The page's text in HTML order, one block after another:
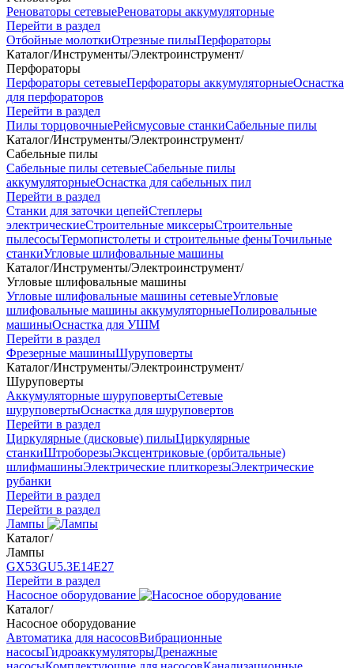
Реноваторы сетевыеРеноваторы аккумуляторные
Перейти в раздел
Отбойные молоткиОтрезные пилыПерфораторы
Каталог/Инструменты/Электроинструмент/
Перфораторы
Перфораторы сетевыеПерфораторы аккумуляторныеОснастка
для перфораторов
Перейти в раздел
Пилы торцовочныеРейсмусовые станкиСабельные пилы
Каталог/Инструменты/Электроинструмент/
Сабельные пилы
Сабельные пилы сетевыеСабельные пилы
аккумуляторныеОснастка для сабельных пил
Перейти в раздел
Станки для заточки цепейСтеплеры
электрическиеСтроительные миксерыСтроительные
пылесосыТермопистолеты и строительные феныТочильные
станкиУгловые шлифовальные машины
Каталог/Инструменты/Электроинструмент/
Угловые шлифовальные машины
Угловые шлифовальные машины сетевыеУгловые
шлифовальные машины аккумуляторныеПолировальные
машиныОснастка для УШМ
Перейти в раздел
Фрезерные машиныШуруповерты
Каталог/Инструменты/Электроинструмент/
Шуруповерты
Аккумуляторные шуруповертыСетевые
шуруповертыОснастка для шуруповертов
Перейти в раздел
Циркулярные (дисковые) пилыЦиркулярные
станкиШтроборезыЭксцентриковые (орбитальные)
шлифмашиныЭлектрические плиткорезыЭлектрические
рубанки
Перейти в раздел
Перейти в раздел
Лампы
Каталог/
Лампы
GX53GU5.3Е14Е27
Перейти в раздел
Насосное оборудование
Каталог/
Насосное оборудование
Автоматика для насосовВибрационные
насосыГидроаккумуляторыДренажные